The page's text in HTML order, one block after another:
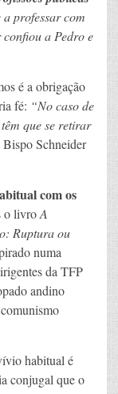
professar com
a Pedro e
é a obrigação
fé: “No caso de
que se retirar
Schneider
com os
o livroA
Ruptura ou
numa
da TFP
andino
habitual é
conjugal que o